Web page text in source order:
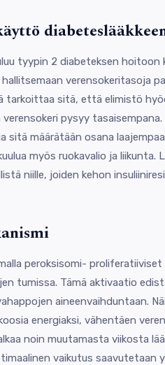
tyypin 2 diabeteksen
verensokeritasoja
tarkoittaa sitä, että elimistö
pysyy
sitä määrätään osana laajempaa
myös ruokavalio ja liikunta.
niille, joiden kehon
peroksisomi-
tumissa. Tämä aktivaatio
aineenvaihduntaan.
energiaksi, vähentäen
noin muutamasta viikosta
vaikutus saavutetaan